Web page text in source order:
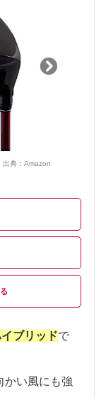
出典： Amazon
ブリッドで
かい風にも強